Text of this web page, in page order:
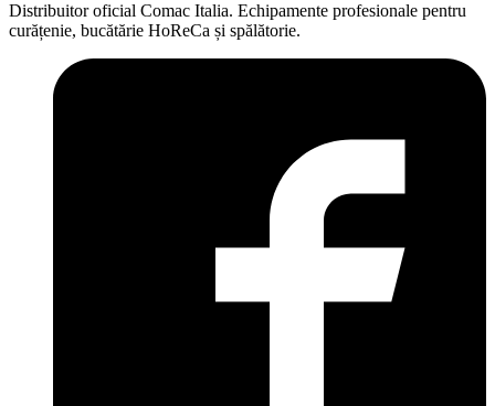
Distribuitor oficial Comac Italia. Echipamente profesionale pentru
curățenie, bucătărie HoReCa și spălătorie.